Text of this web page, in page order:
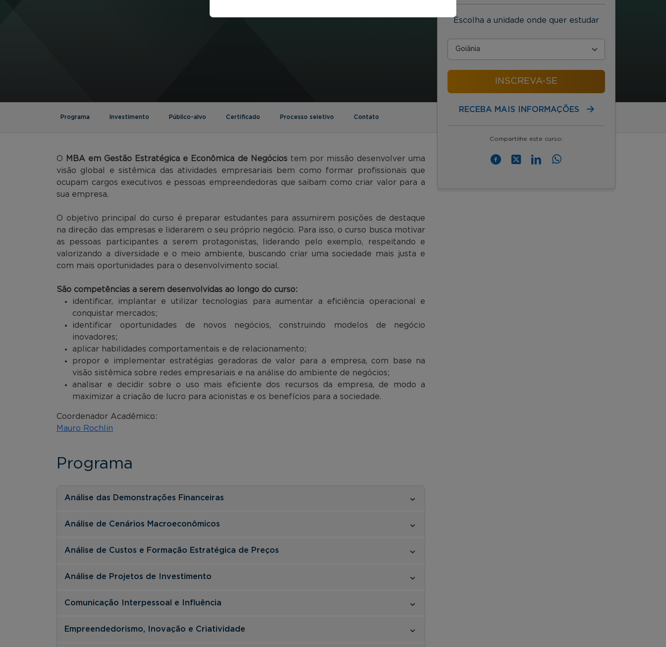
Escolha a unidade onde quer estudar
INSCREVA-SE
RECEBA MAIS INFORMAÇÕES
Compartilhe este curso:
Programa Investimento Público-alvo Certificado Processo seletivo Contato
O MBA em Gestão Estratégica e Econômica de Negóciostem por missão desenvolver uma
visão global e sistêmica das atividades empresariais bem como formar profissionais que
ocupam cargos executivos e pessoas empreendedoras que saibam como criar valor para a
sua empresa.
O objetivo principal do curso é preparar estudantes para assumirem posições de destaque
na direção das empresas e liderarem o seu próprio negócio. Para isso, o curso busca motivar
as pessoas participantes a serem protagonistas, liderando pelo exemplo, respeitando e
valorizando a diversidade e o meio ambiente, buscando criar uma sociedade mais justa e
com mais oportunidades para o desenvolvimento social.
São competências a serem desenvolvidas ao longo do curso:
identificar, implantar e utilizar tecnologias para aumentar a eficiência operacional e
conquistar mercados;
identificar oportunidades de novos negócios, construindo modelos de negócio
inovadores;
aplicar habilidades comportamentais e de relacionamento;
propor e implementar estratégias geradoras de valor para a empresa, com base na
visão sistêmica sobre redes empresariais e na análise do ambiente de negócios;
analisar e decidir sobre o uso mais eficiente dos recursos da empresa, de modo a
maximizar a criação de lucro para acionistas e os benefícios para a sociedade.
Coordenador Acadêmico:
Mauro Rochlin
Programa
Análise das Demonstrações Financeiras
Análise de Cenários Macroeconômicos
Análise de Custos e Formação Estratégica de Preços
Análise de Projetos de Investimento
Comunicação Interpessoal e Influência
Empreendedorismo, Inovação e Criatividade